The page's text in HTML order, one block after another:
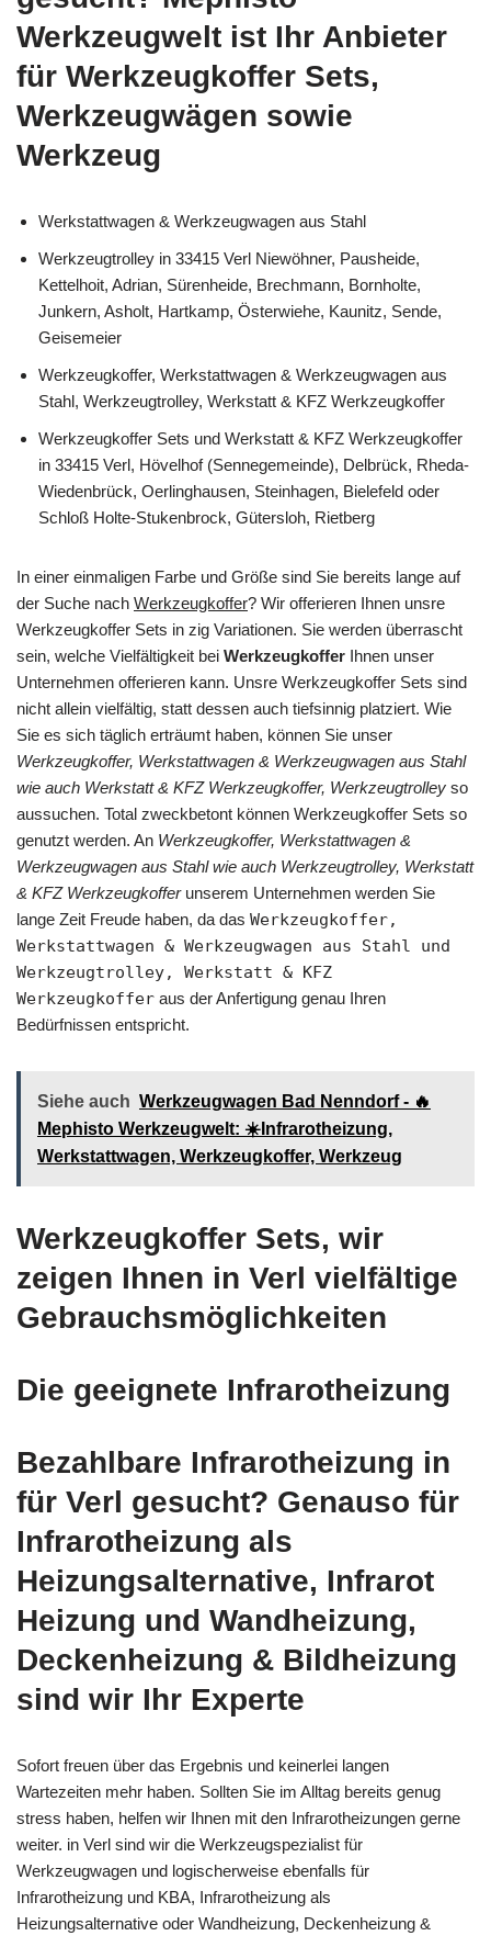
Werkzeugwelt ist Ihr Anbieter
für Werkzeugkoffer Sets,
Werkzeugwägen sowie
Werkzeug
Werkstattwagen & Werkzeugwagen aus Stahl
Werkzeugtrolley in 33415 Verl Niewöhner, Pausheide,
Kettelhoit, Adrian, Sürenheide, Brechmann, Bornholte,
Junkern, Asholt, Hartkamp, Österwiehe, Kaunitz, Sende,
Geisemeier
Werkzeugkoffer, Werkstattwagen & Werkzeugwagen aus
Stahl, Werkzeugtrolley, Werkstatt & KFZ Werkzeugkoffer
Werkzeugkoffer Sets und Werkstatt & KFZ Werkzeugkoffer
in 33415 Verl, Hövelhof (Sennegemeinde), Delbrück, Rheda-
Wiedenbrück, Oerlinghausen, Steinhagen, Bielefeld oder
Schloß Holte-Stukenbrock, Gütersloh, Rietberg
In einer einmaligen Farbe und Größe sind Sie bereits lange auf
der Suche nach Werkzeugkoffer? Wir offerieren Ihnen unsre
Werkzeugkoffer Sets in zig Variationen. Sie werden überrascht
sein, welche Vielfältigkeit bei Werkzeugkoffer Ihnen unser
Unternehmen offerieren kann. Unsre Werkzeugkoffer Sets sind
nicht allein vielfältig, statt dessen auch tiefsinnig platziert. Wie
Sie es sich täglich erträumt haben, können Sie unser
Werkzeugkoffer, Werkstattwagen & Werkzeugwagen aus Stahl
wie auch Werkstatt & KFZ Werkzeugkoffer, Werkzeugtrolley so
aussuchen. Total zweckbetont können Werkzeugkoffer Sets so
genutzt werden. An Werkzeugkoffer, Werkstattwagen &
Werkzeugwagen aus Stahl wie auch Werkzeugtrolley, Werkstatt
& KFZ Werkzeugkofferunserem Unternehmen werden Sie
lange Zeit Freude haben, da das Werkzeugkoffer,
Werkstattwagen & Werkzeugwagen aus Stahl und
Werkzeugtrolley, Werkstatt & KFZ
Werkzeugkoffer aus der Anfertigung genau Ihren
Bedürfnissen entspricht.
Siehe auch Werkzeugwagen Bad Nenndorf - 🔥
Mephisto Werkzeugwelt: ☀️Infrarotheizung,
Werkstattwagen, Werkzeugkoffer, Werkzeug
Werkzeugkoffer Sets, wir
zeigen Ihnen in Verl vielfältige
Gebrauchsmöglichkeiten
Die geeignete Infrarotheizung
Bezahlbare Infrarotheizung in
für Verl gesucht? Genauso für
Infrarotheizung als
Heizungsalternative, Infrarot
Heizung und Wandheizung,
Deckenheizung & Bildheizung
sind wir Ihr Experte
Sofort freuen über das Ergebnis und keinerlei langen
Wartezeiten mehr haben. Sollten Sie im Alltag bereits genug
stress haben, helfen wir Ihnen mit den Infrarotheizungen gerne
weiter. in Verl sind wir die Werkzeugspezialist für
Werkzeugwagen und logischerweise ebenfalls für
Infrarotheizung und KBA, Infrarotheizung als
Heizungsalternative oder Wandheizung, Deckenheizung &